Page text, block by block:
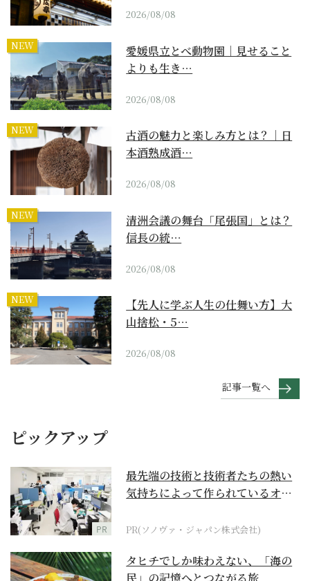
2026/08/08
NEW
愛媛県立とべ動物園｜見せること
よりも生き…
2026/08/08
NEW
古酒の魅力と楽しみ方とは？｜日
本酒熟成酒…
2026/08/08
NEW
清洲会議の舞台「尾張国」とは？
信長の統…
2026/08/08
NEW
【先人に学ぶ人生の仕舞い方】大
山捨松・5…
2026/08/08
記事一覧へ
ピックアップ
PR
最先端の技術と技術者たちの熱い
気持ちによって作られているオー
PR(ソノヴァ・ジャパン株式会社)
タヒチでしか味わえない、「海の
民」の記憶へとつながる旅